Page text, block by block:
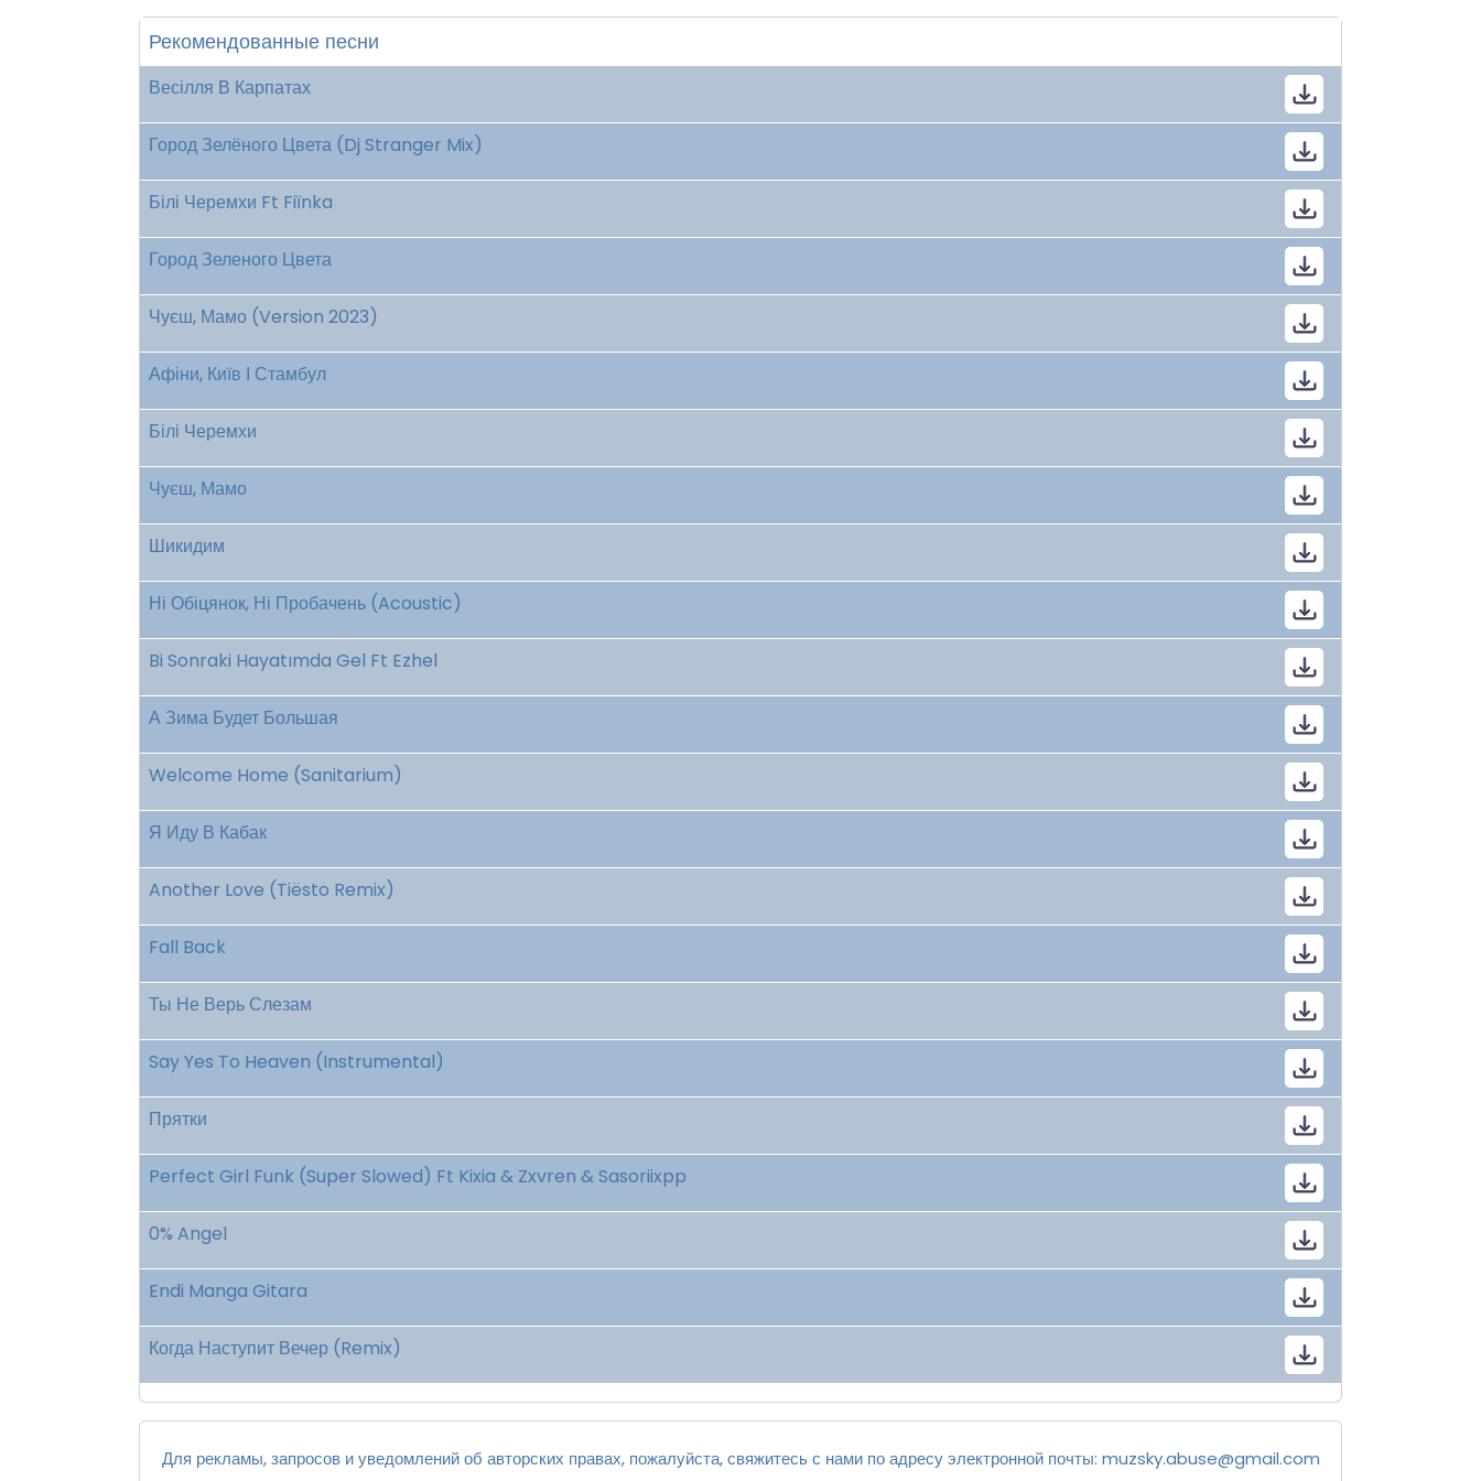
Рекомендованные песни
Весілля В Карпатах
Город Зелёного Цвета (Dj Stranger Mix)
Білі Черемхи Ft Fiїnka
Город Зеленого Цвета
Чуєш, Мамо (Version 2023)
Афіни, Київ І Стамбул
Білі Черемхи
Чуєш, Мамо
Шикидим
Ні Обіцянок, Ні Пробачень (Acoustic)
Bi Sonraki Hayatımda Gel Ft Ezhel
А Зима Будет Большая
Welcome Home (Sanitarium)
Я Иду В Кабак
Another Love (Tiësto Remix)
Fall Back
Ты Не Верь Слезам
Say Yes To Heaven (Instrumental)
Прятки
Perfect Girl Funk (Super Slowed) Ft Kixia & Zxvren & Sasoriixpp
0% Angel
Endi Manga Gitara
Когда Наступит Вечер (Remix)
Для рекламы, запросов и уведомлений об авторских правах, пожалуйста, свяжитесь с нами по адресу электронной почты: muzsky.abuse@gmail.com